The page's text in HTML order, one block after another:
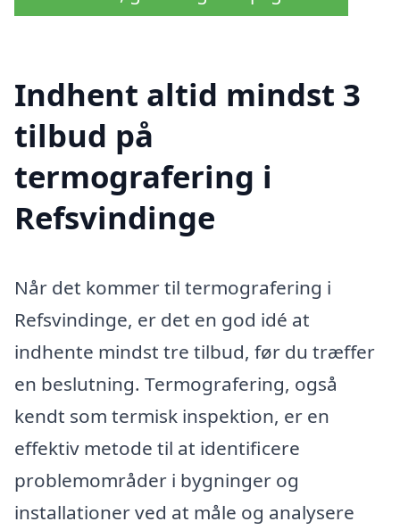
Indhent altid mindst 3
tilbud på
termografering i
Refsvindinge
Når det kommer til termografering i
Refsvindinge, er det en god idé at
indhente mindst tre tilbud, før du træffer
en beslutning. Termografering, også
kendt som termisk inspektion, er en
effektiv metode til at identificere
problemområder i bygninger og
installationer ved at måle og analysere